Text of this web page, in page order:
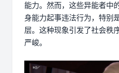
能力。然而，这些异能者中
身能力起事违法行为，特别
层。这种现象引发了社会秩
严峻。